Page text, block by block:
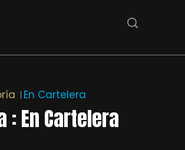
En Cartelera
: En Cartelera